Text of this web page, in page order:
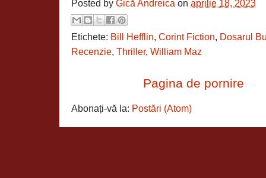
Posted by Gică Andreica on aprilie 18, 2023
Etichete: Bill Hefflin, Corint Fiction, Dosarul
Recenzie, Thriller, William Maz
Pagina de pornire
Abonați-vă la: Postări (Atom)